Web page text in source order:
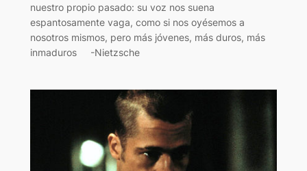
nuestro propio pasado: su voz nos suena
espantosamente vaga, como si nos oyésemos a
nosotros mismos, pero más jóvenes, más duros, más
inmaduros -Nietzsche